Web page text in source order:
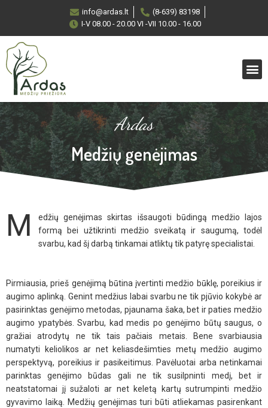
info@ardas.lt
(8-639) 83198
I-V 08.00 - 20.00 VI -VII 10.00 - 16.00
Ardas
Medžių genėjimas
M
edžių genėjimas skirtas išsaugoti būdingą medžio lajos
formą bei užtikrinti medžio sveikatą ir saugumą, todėl
svarbu, kad šį darbą tinkamai atliktų tik patyrę specialistai.
Pirmiausia, prieš genėjimą būtina įvertinti medžio būklę, poreikius ir
augimo aplinką. Genint medžius labai svarbu ne tik pjūvio kokybė ar
pasirinktas genėjimo metodas, pjaunama šaka, bet ir paties medžio
augimo ypatybės.Svarbu, kad medis po genėjimo būtų saugus, o
gražiai atrodytų ne tik tais pačiais metais. Bene svarbiausia
numatyti keliolikos ar net keliasdešimties metų medžio augimo
perspektyvą, poreikius ir pasikeitimus. Pavėluotai arba netinkamai
parinktas genėjimo būdas gali ne tik susilpninti medį, bet ir
neatstatomai jį sužaloti ar net keletą kartų sutrumpinti medžio
gyvavimo laiką. Medžių genėjimas turi būti atliekamas pasirenkant